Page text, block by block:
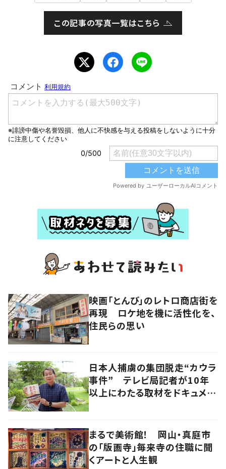
この記事の写真一覧はこちら
映画「とんび」のレトロ商店街を
再現 ロケ地を機に活性化を、
住民らの思い
日本人捕虜の集団脱走“カウラ
事件” テレビ局記者が10年
以上にわたる取材をドキュメン
まるで美術館！ 岡山・真庭市
の「版画寺」毎来寺の住職に聞
くアートと人生観